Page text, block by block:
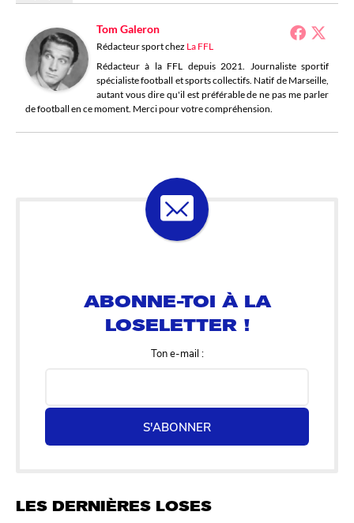
Tom Galeron
Rédacteur sportchez La FFL
Rédacteur à la FFL depuis 2021. Journaliste sportif
spécialiste football et sports collectifs. Natif de Marseille,
autant vous dire qu'il est préférable de ne pas me parler
de football en ce moment. Merci pour votre compréhension.
Ton e-mail :
S'ABONNER
LES DERNIÈRES LOSES